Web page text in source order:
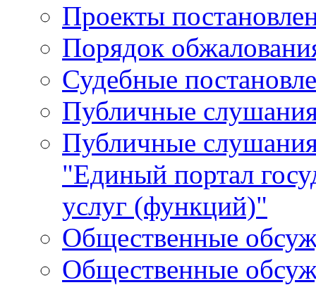
Проекты
Порядок
Судебные
Публичные
Публичные
"Единый портал
услуг (функций)"
Общественные
Общественные